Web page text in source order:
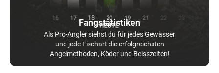
Fangstatistiken
Als Pro-Angler siehst du für jedes Gewässer
und jede Fischart die erfolgreichsten
Angelmethoden, Köder und Beisszeiten!